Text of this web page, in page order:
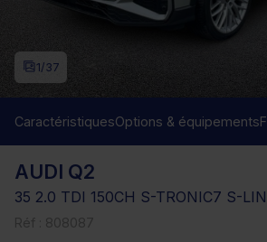
AUDI Q2
35 2.0 TDI 150CH S-TRONIC7 S-
1/37
CaractéristiquesOptions & équipements